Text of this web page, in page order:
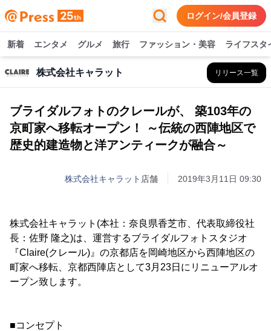
ログイン/会員登録
新着 エンタメ グルメ 旅行 ファッション・美容 ライフスタ
株式会社キャラット リリース一覧
ブライダルフォトのクレールが、 築103年の
京町家へ移転オープン！ ～伝統の西陣地区で
歴史的建造物と洋アンティークが融合～
株式会社キャラット 店舗 2019年3月11日 09:30
株式会社キャラット(本社：奈良県香芝市、代表取締役社
長：佐野 隆之)は、運営するブライダルフォトスタジオ
『Claire(クレール)』の京都店を岡崎地区から西陣地区の
町家へ移転、京都西陣店として3月23日にリニューアルオ
ープン致します。
■コンセプト